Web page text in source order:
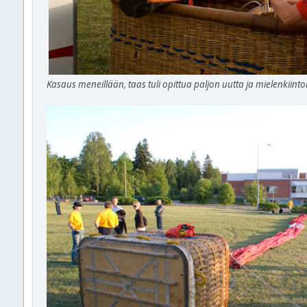
Kasaus meneillään, taas tuli opittua paljon uutta ja